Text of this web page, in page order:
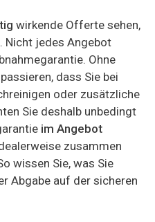
wirkende Offerte sehen,
Nicht jedes Angebot
Ohne
dass Sie bei
oder zusätzliche
Sie deshalb unbedingt
im Angebot
zusammen
wissen Sie, was Sie
Abgabe auf der sicheren